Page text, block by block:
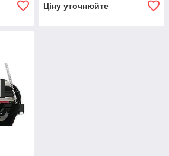
Ціну уточнюйте